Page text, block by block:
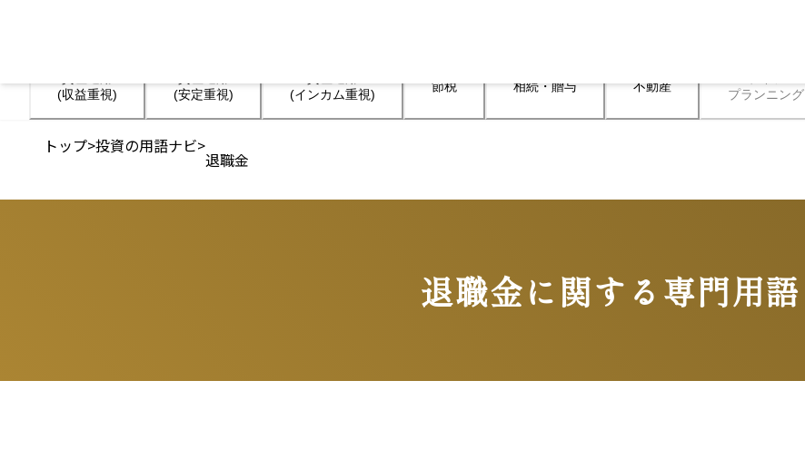
(収益重視)
(安定重視)
(インカム重視)
節税 相続・贈与 不動産
プランニング
トップ>投資の用語ナビ>
退職金
退職金に関する専門用語